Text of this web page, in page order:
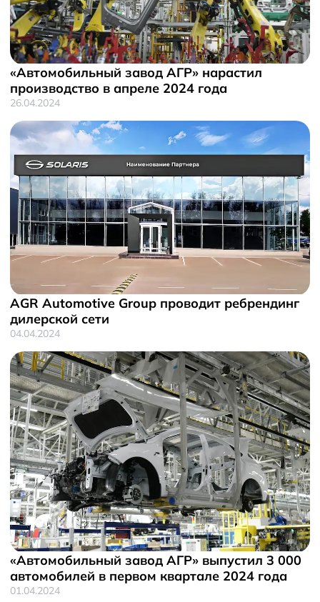
«Автомобильный завод АГР» нарастил
производство в апреле 2024 года
26.04.2024
AGR Automotive Group проводит ребрендинг
дилерской сети
04.04.2024
«Автомобильный завод АГР» выпустил 3 000
автомобилей в первом квартале 2024 года
01.04.2024